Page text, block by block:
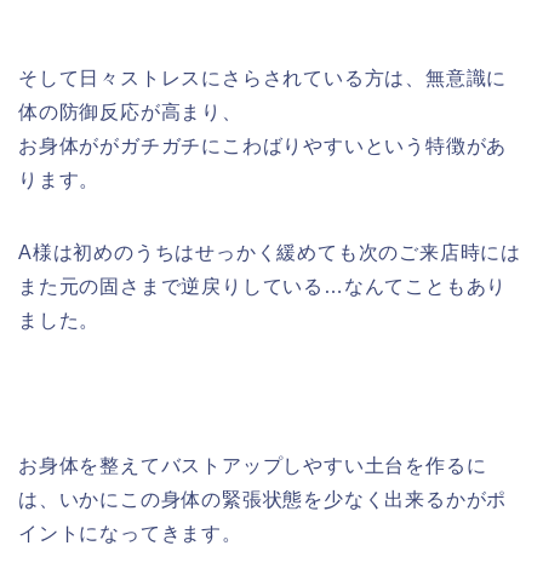
そして日々ストレスにさらされている方は、無意識に
体の防御反応が高まり、
お身体ががガチガチにこわばりやすいという特徴があ
ります。
A様は初めのうちはせっかく緩めても次のご来店時には
また元の固さまで逆戻りしている…なんてこともあり
ました。
お身体を整えてバストアップしやすい土台を作るに
は、いかにこの身体の緊張状態を少なく出来るかがポ
イントになってきます。